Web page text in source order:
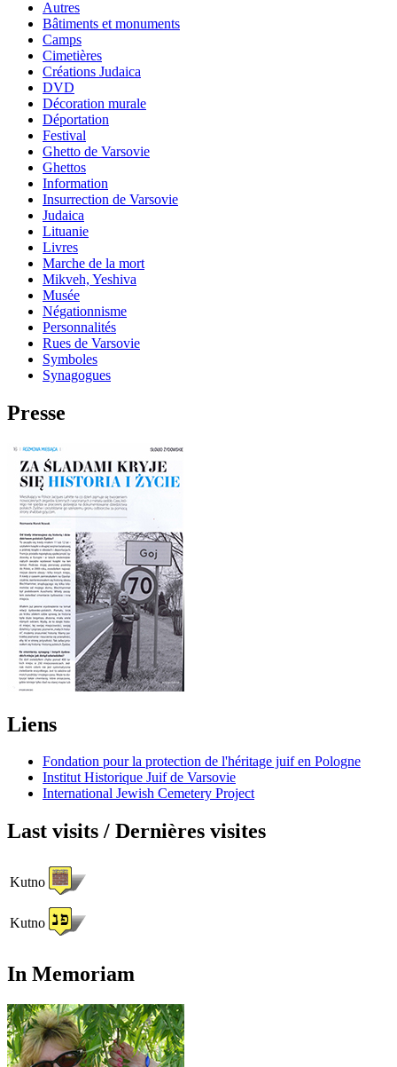
Autres
Bâtiments et monuments
Camps
Cimetières
Créations Judaica
DVD
Décoration murale
Déportation
Festival
Ghetto de Varsovie
Ghettos
Information
Insurrection de Varsovie
Judaica
Lituanie
Livres
Marche de la mort
Mikveh, Yeshiva
Musée
Négationnisme
Personnalités
Rues de Varsovie
Symboles
Synagogues
Presse
Liens
Fondation pour la protection de l'héritage juif en Pologne
Institut Historique Juif de Varsovie
International Jewish Cemetery Project
Last visits / Dernières visites
Kutno
Kutno
In Memoriam